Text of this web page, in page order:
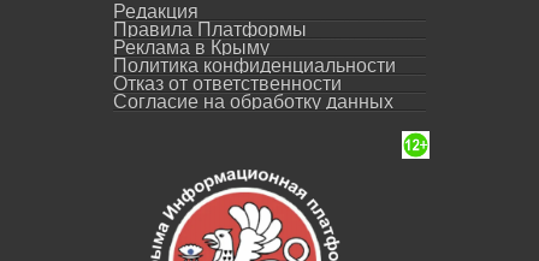
Редакция
Правила Платформы
Реклама в Крыму
Политика конфиденциальности
Отказ от ответственности
Согласие на обработку данных